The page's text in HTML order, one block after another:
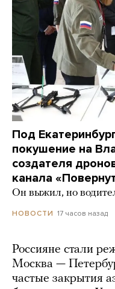
Под
покушение на
создателя
канала
Он выжил, но
НОВОСТИ 17 часов назад
Россияне стали
Москва —
частые закрытия